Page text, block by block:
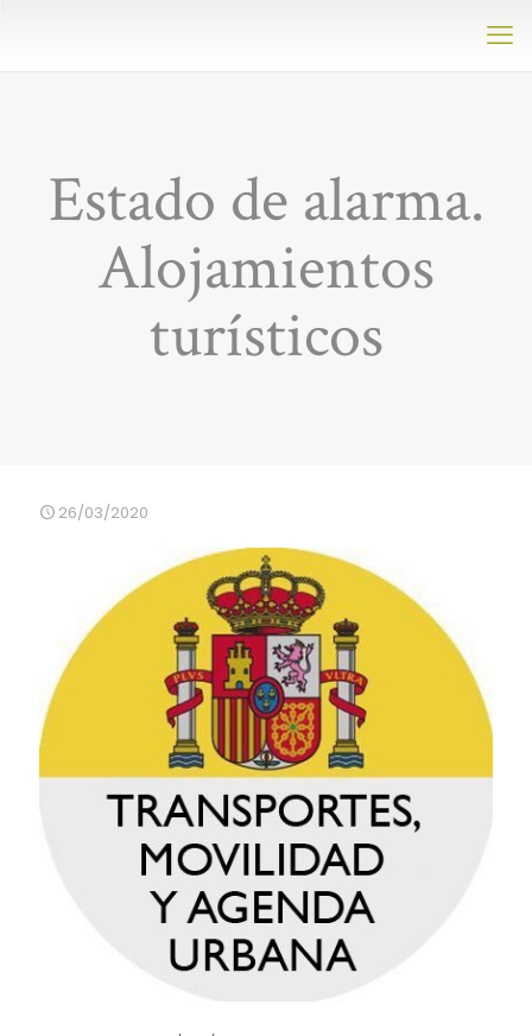
Estado de alarma.
Alojamientos
turísticos
26/03/2020